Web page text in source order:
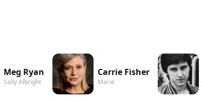
Meg Ryan
Sally Albright
Carrie Fisher
Marie